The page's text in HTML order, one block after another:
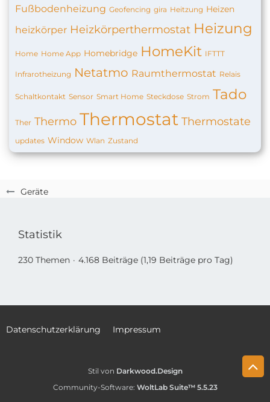
Geräte
Fußbodenheizung Geofencing gira Heitzung Heizen
heizkörper Heizkörperthermostat Heizung
Home Home App Homebridge HomeKit IFTTT
Infrarotheizung Netatmo Raumthermostat Relais
Schaltkontakt Sensor Smart Home Steckdose Strom Tado
Ther Thermo Thermostat Thermostate
updates Window Wlan Zustand
Statistik
230 Themen 4.168 Beiträge (1,19 Beiträge pro Tag)
Datenschutzerklärung Impressum
Stil von Darkwood.Design
Community-Software: WoltLab Suite™ 5.5.23